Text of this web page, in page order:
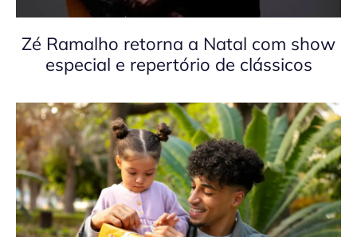
Zé Ramalho retorna a Natal com show
especial e repertório de clássicos